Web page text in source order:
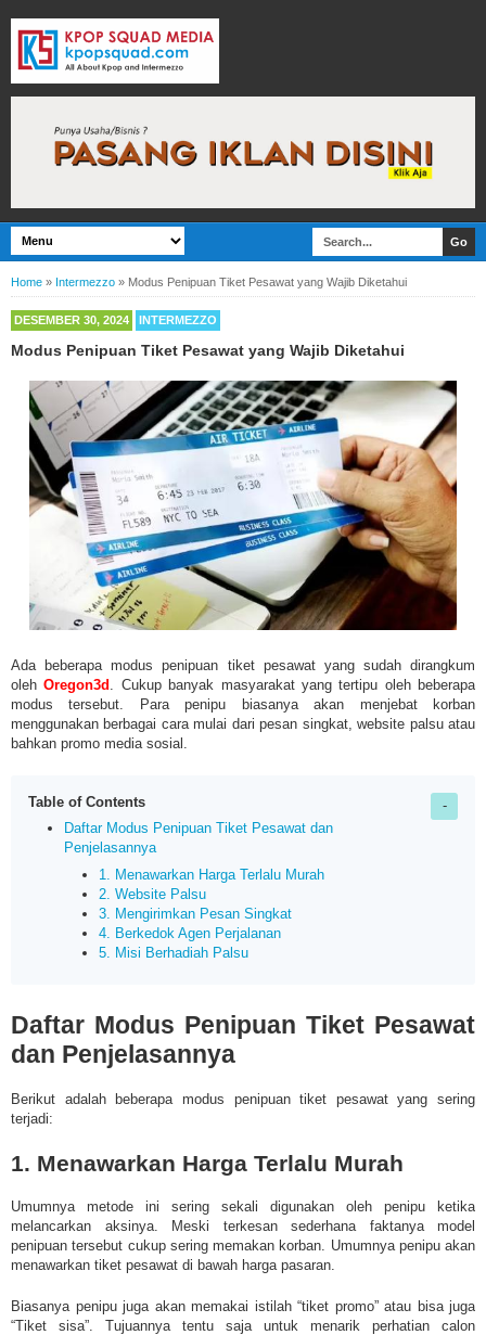
Home » Intermezzo » Modus Penipuan Tiket Pesawat yang Wajib Diketahui
DESEMBER 30, 2024 INTERMEZZO
Modus Penipuan Tiket Pesawat yang Wajib Diketahui
Ada beberapa modus penipuan tiket pesawat yang sudah dirangkum
olehOregon3d . Cukup banyak masyarakat yang tertipu oleh beberapa
modus tersebut. Para penipu biasanya akan menjebat korban
menggunakan berbagai cara mulai dari pesan singkat, website palsu atau
bahkan promo media sosial.
Table of Contents
Daftar Modus Penipuan Tiket Pesawat dan
Penjelasannya
1. Menawarkan Harga Terlalu Murah
2. Website Palsu
3. Mengirimkan Pesan Singkat
4. Berkedok Agen Perjalanan
5. Misi Berhadiah Palsu
Daftar Modus Penipuan Tiket Pesawat
dan Penjelasannya
Berikut adalah beberapa modus penipuan tiket pesawat yang sering
terjadi:
1. Menawarkan Harga Terlalu Murah
Umumnya metode ini sering sekali digunakan oleh penipu ketika
melancarkan aksinya. Meski terkesan sederhana faktanya model
penipuan tersebut cukup sering memakan korban. Umumnya penipu akan
menawarkan tiket pesawat di bawah harga pasaran.
Biasanya penipu juga akan memakai istilah “tiket promo” atau bisa juga
“Tiket sisa”. Tujuannya tentu saja untuk menarik perhatian calon